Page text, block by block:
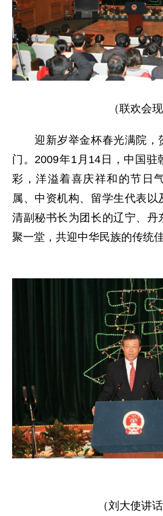
（联欢会现
迎新岁举金杯春光满院，
门。2009年1月14日，中国驻
彩，洋溢着喜庆祥和的节日
属、中资机构、留学生代表以
清副秘书长为团长的辽宁、丹
聚一堂，共迎中华民族的传统佳
（刘大使讲话